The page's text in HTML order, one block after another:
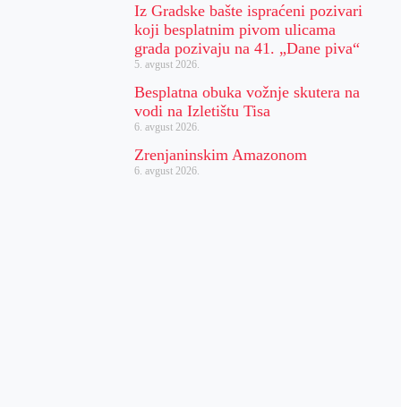
Iz Gradske bašte ispraćeni pozivari
koji besplatnim pivom ulicama
grada pozivaju na 41. „Dane piva“
5. avgust 2026.
Besplatna obuka vožnje skutera na
vodi na Izletištu Tisa
6. avgust 2026.
Zrenjaninskim Amazonom
6. avgust 2026.